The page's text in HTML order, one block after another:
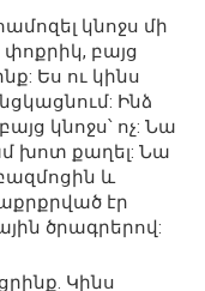
կնոջս մի
փոքրիկ, բայց
Ես ու կինս
Ինձ
կնոջս՝ ոչ: Նա
խոտ քաղել: Նա
և
էր
ծրագրերով:
Կինս